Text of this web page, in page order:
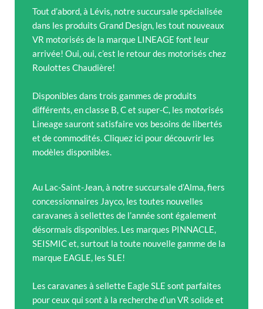
Tout d’abord, à Lévis, notre succursale spécialisée
dans les produits Grand Design, les tout nouveaux
VR motorisés de la marque LINEAGE font leur
arrivée! Oui, oui, c’est le retour des motorisés chez
Roulottes Chaudière!
Disponibles dans trois gammes de produits
différents, en classe B, C et super-C, les motorisés
Lineage sauront satisfaire vos besoins de libertés
et de commodités. Cliquez ici pour découvrir les
modèles disponibles.
Au Lac-Saint-Jean, à notre succursale d’Alma, fiers
concessionnaires Jayco, les toutes nouvelles
caravanes à sellettes de l’année sont également
désormais disponibles. Les marques PINNACLE,
SEISMIC et, surtout la toute nouvelle gamme de la
marque EAGLE, les SLE!
Les caravanes à sellette Eagle SLE sont parfaites
pour ceux qui sont à la recherche d’un VR solide et